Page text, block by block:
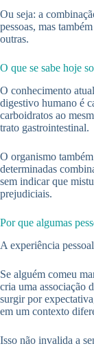
Ou seja: a
pessoas, mas
outras.
O que se sabe hoje
O conhecimento
digestivo humano é
carboidratos ao
trato gastrointestinal.
O organismo
determinadas
sem indicar que
prejudiciais.
Por que algumas
A experiência
Se alguém comeu
cria uma associação
surgir por
em um contexto
Isso não invalida a